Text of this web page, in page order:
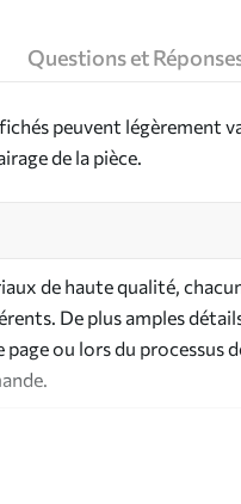
Questions et
peuvent légèrement
de la pièce.
de haute qualité,
De plus amples
ou lors du processus